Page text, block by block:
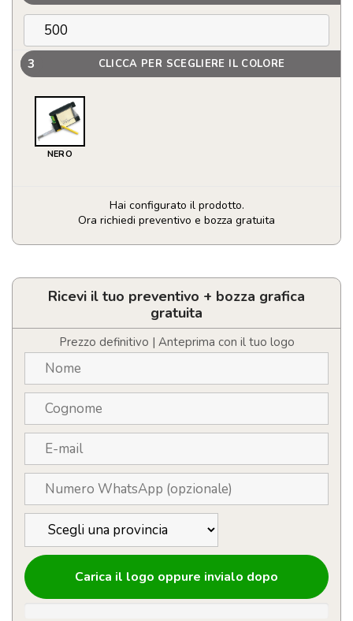
3 CLICCA PER SCEGLIERE IL COLORE
NERO
Hai configurato il prodotto.
Ora richiedi preventivo e bozza gratuita
Flessometro
2
con
memo
livella
quantità
Ricevi il tuo preventivo + bozza grafica
gratuita
Prezzo definitivo | Anteprima con il tuo logo
Carica il logo oppure invialo dopo